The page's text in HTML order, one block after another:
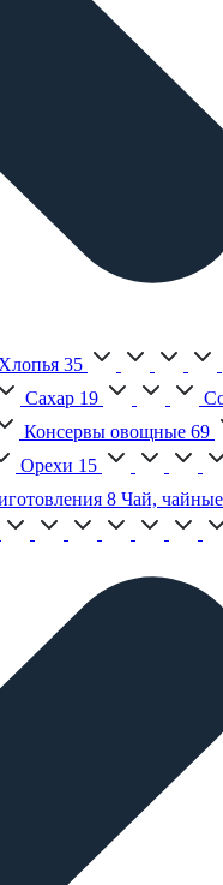
Хлопья 35
Сахар 19
Консервы овощные 69
Орехи 15
8 Чай,